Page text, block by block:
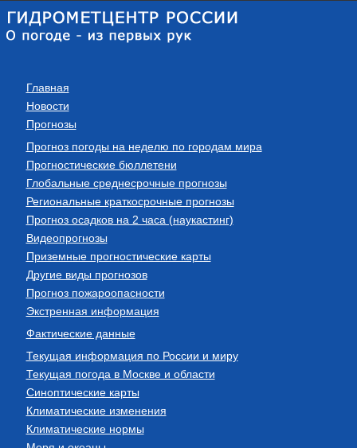
Главная
Новости
Прогнозы
Прогноз погоды на неделю по городам мира
Прогностические бюллетени
Глобальные среднесрочные прогнозы
Региональные краткосрочные прогнозы
Прогноз осадков на 2 часа (наукастинг)
Видеопрогнозы
Приземные прогностические карты
Другие виды прогнозов
Прогноз пожароопасности
Экстренная информация
Фактические данные
Текущая информация по России и миру
Текущая погода в Москве и области
Синоптические карты
Климатические изменения
Климатические нормы